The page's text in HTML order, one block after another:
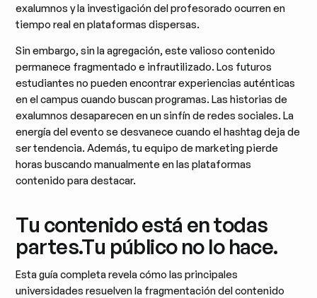
exalumnos y la investigación del profesorado ocurren en
tiempo real en plataformas dispersas.
Sin embargo, sin la agregación, este valioso contenido
permanece fragmentado e infrautilizado. Los futuros
estudiantes no pueden encontrar experiencias auténticas
en el campus cuando buscan programas. Las historias de
exalumnos desaparecen en un sinfín de redes sociales. La
energía del evento se desvanece cuando el hashtag deja de
ser tendencia. Además, tu equipo de marketing pierde
horas buscando manualmente en las plataformas
contenido para destacar.
Tu contenido está en todas
partes.Tu público no lo hace.
Esta guía completa revela cómo las principales
universidades resuelven la fragmentación del contenido